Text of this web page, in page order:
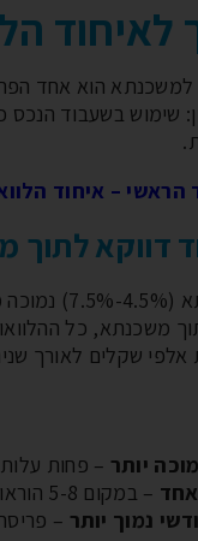
לאיחוד
למשכנתא הוא אחד
שימוש בשעבוד
הראשי – איחוד
דווקא לתוך
משכנתא, כל
אלפי שקלים לאורך
יותר – פחות
– במקום 5-8 הוראות קבע, הוראה אחת מסודרת
נמוך יותר –